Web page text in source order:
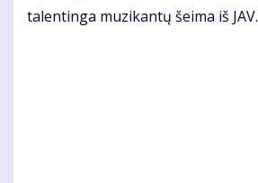
talentinga muzikantų šeima iš JAV.